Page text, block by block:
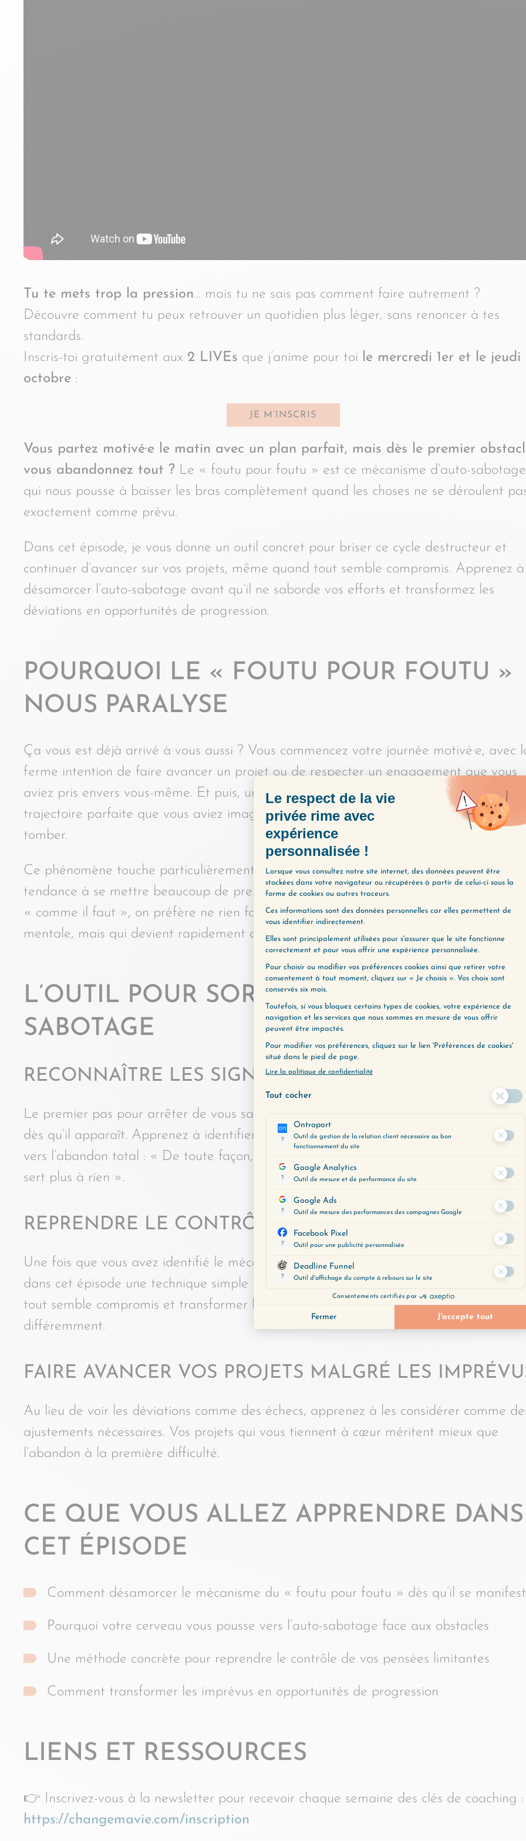
Tu te mets trop la pression… mais tu ne sais pas comment faire autrement ?
Découvre comment tu peux retrouver un quotidien plus léger, sans renoncer à tes
standards.
Inscris-toi gratuitement aux 2 LIVEs que j’anime pour toi le mercredi 1er et le jeudi
octobre :
JE M’INSCRIS
Vous partez motivé·e le matin avec un plan parfait, mais dès le premier
vous abandonnez tout ? Le « foutu pour foutu » est ce mécanisme d’auto-sabotage
qui nous pousse à baisser les bras complètement quand les choses ne se déroulent
exactement comme prévu.
Dans cet épisode, je vous donne un outil concret pour briser ce cycle destructeur et
continuer d’avancer sur vos projets, même quand tout semble compromis. Apprenez à
désamorcer l’auto-sabotage avant qu’il ne saborde vos efforts et transformez les
déviations en opportunités de progression.
POURQUOI LE « FOUTU POUR FOUTU »
NOUS PARALYSE
Ça vous est déjà arrivé à vous aussi ? Vous commencez votre journée motivé·e, avec
ferme intention de faire avancer un projet ou de respecter un engagement que vous
aviez pris envers vous-même. Et puis, un obstacle se présente, vous déviez de la
trajectoire parfaite que vous aviez imaginée et votre tentation est grande de tout
tomber.
Ce phénomène touche particulièrement les personnes perfectionnistes ou celles qui
tendance à se mettre beaucoup de pression. Quand on ne peut pas faire les choses
« comme il faut », on préfère ne rien faire du tout. C’est un mécanisme de protection
mentale, mais qui devient rapidement contre-productif.
L’OUTIL POUR SORTIR DE L’AUTO-
SABOTAGE
RECONNAÎTRE LES SIGNAUX D’ALARME
Le premier pas pour arrêter de vous saboter consiste à repérer le « foutu pour foutu
dès qu’il apparaît. Apprenez à identifier ces pensées automatiques qui vous poussent
vers l’abandon total : « De toute façon, c’est fichu », « Je n’y arriverai jamais », « Ça
sert plus à rien ».
REPRENDRE LE CONTRÔLE DE VOS PENSÉES
Une fois que vous avez identifié le mécanisme, vous pouvez le désamorcer. Je partage
dans cet épisode une technique simple mais efficace pour reprendre le contrôle quand
tout semble compromis et transformer les obstacles en opportunités d’avancer
différemment.
FAIRE AVANCER VOS PROJETS MALGRÉ LES
Au lieu de voir les déviations comme des échecs, apprenez à les considérer comme
ajustements nécessaires. Vos projets qui vous tiennent à cœur méritent mieux que
l’abandon à la première difficulté.
CE QUE VOUS ALLEZ APPRENDRE DANS
CET ÉPISODE
Comment désamorcer le mécanisme du « foutu pour foutu » dès qu’il se
Pourquoi votre cerveau vous pousse vers l’auto-sabotage face aux obstacles
Une méthode concrète pour reprendre le contrôle de vos pensées limitantes
Comment transformer les imprévus en opportunités de progression
LIENS ET RESSOURCES
👉 Inscrivez-vous à la newsletter pour recevoir chaque semaine des clés de coaching :
https://changemavie.com/inscription